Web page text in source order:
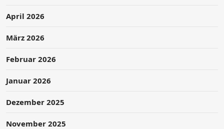
April 2026
März 2026
Februar 2026
Januar 2026
Dezember 2025
November 2025